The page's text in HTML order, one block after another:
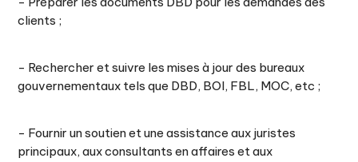
clients ;
- Rechercher et suivre les mises à jour des bureaux
gouvernementaux tels que DBD, BOI, FBL, MOC, etc ;
- Fournir un soutien et une assistance aux juristes
principaux, aux consultants en affaires et aux